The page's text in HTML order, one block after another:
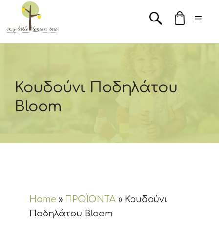
Μετάβαση
περιεχόμενο
Κουδούνι Ποδηλάτου
Bloom
Home » ΠΡΟΪΟΝΤΑ » Κουδούνι
Ποδηλάτου Bloom